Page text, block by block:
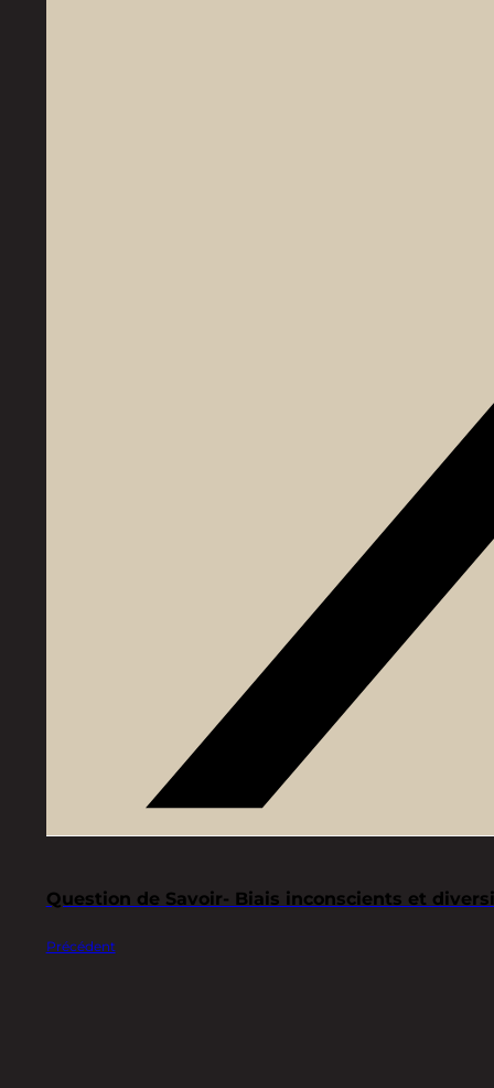
Précédent
Question de Savoir- Biais inconscients et